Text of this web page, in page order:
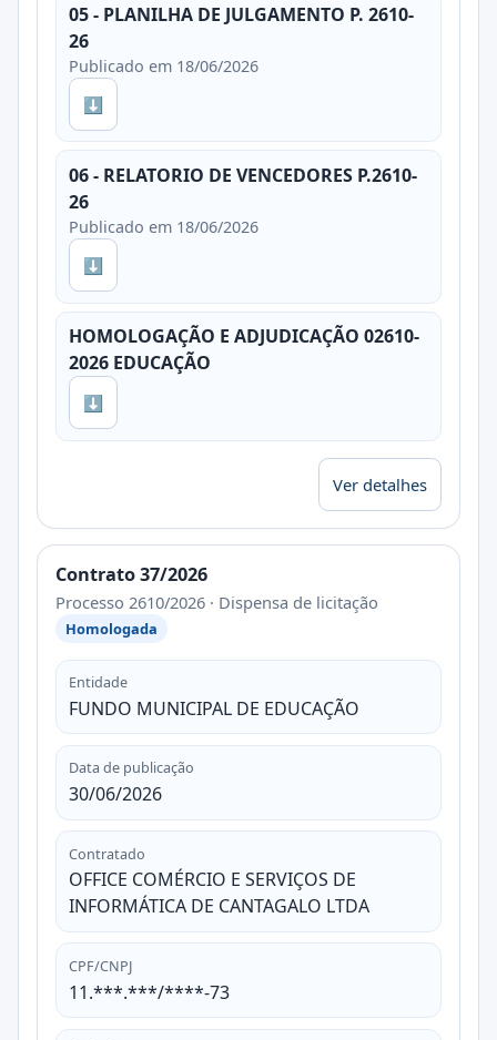
05 - PLANILHA DE JULGAMENTO P. 2610-
26
Publicado em 18/06/2026
⬇
06 - RELATORIO DE VENCEDORES P.2610-
26
Publicado em 18/06/2026
⬇
HOMOLOGAÇÃO E ADJUDICAÇÃO 02610-
2026 EDUCAÇÃO
⬇
Ver detalhes
Contrato 37/2026
Processo 2610/2026 · Dispensa de licitação
Homologada
Entidade
FUNDO MUNICIPAL DE EDUCAÇÃO
Data de publicação
30/06/2026
Contratado
OFFICE COMÉRCIO E SERVIÇOS DE
INFORMÁTICA DE CANTAGALO LTDA
CPF/CNPJ
11.***.***/****-73